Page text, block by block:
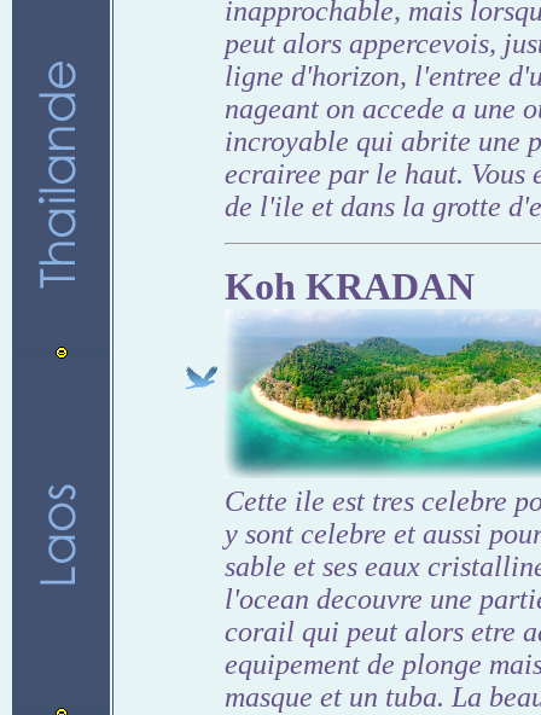
inapprochable, mais
peut alors appercevois,
ligne d'horizon, l'entree
nageant on accede a une
incroyable qui abrite une
ecrairee par le haut. Vous
de l'ile et dans la grotte
Koh KRADAN
Cette ile est tres celebre
y sont celebre et aussi
sable et ses eaux
l'ocean decouvre une
corail qui peut alors etre
equipement de plonge
masque et un tuba. La